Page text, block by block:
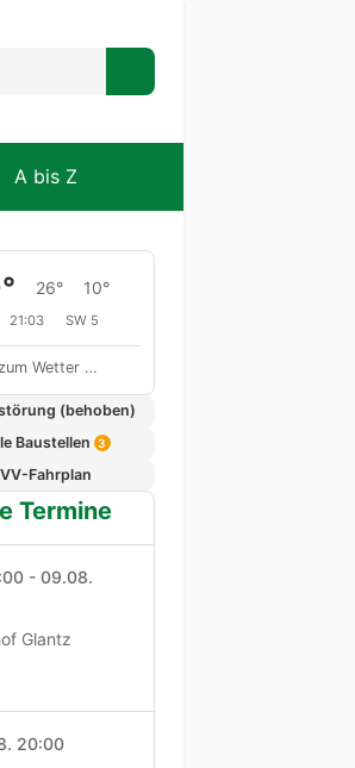
A bis Z
26° 10°
21:03 SW 5
Wetter …
(behoben)
Baustellen
3
Fahrplan
Termine
- 09.08.
Glantz
20:00